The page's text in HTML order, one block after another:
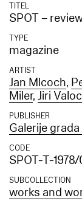
TITEL
SPOT –
TYPE
magazine
ARTIST
Jan Mlcoch,
Miler,Jiri
PUBLISHER
Galerije
CODE
SPOT-T-1978/
SUBCOLLECTION
works and